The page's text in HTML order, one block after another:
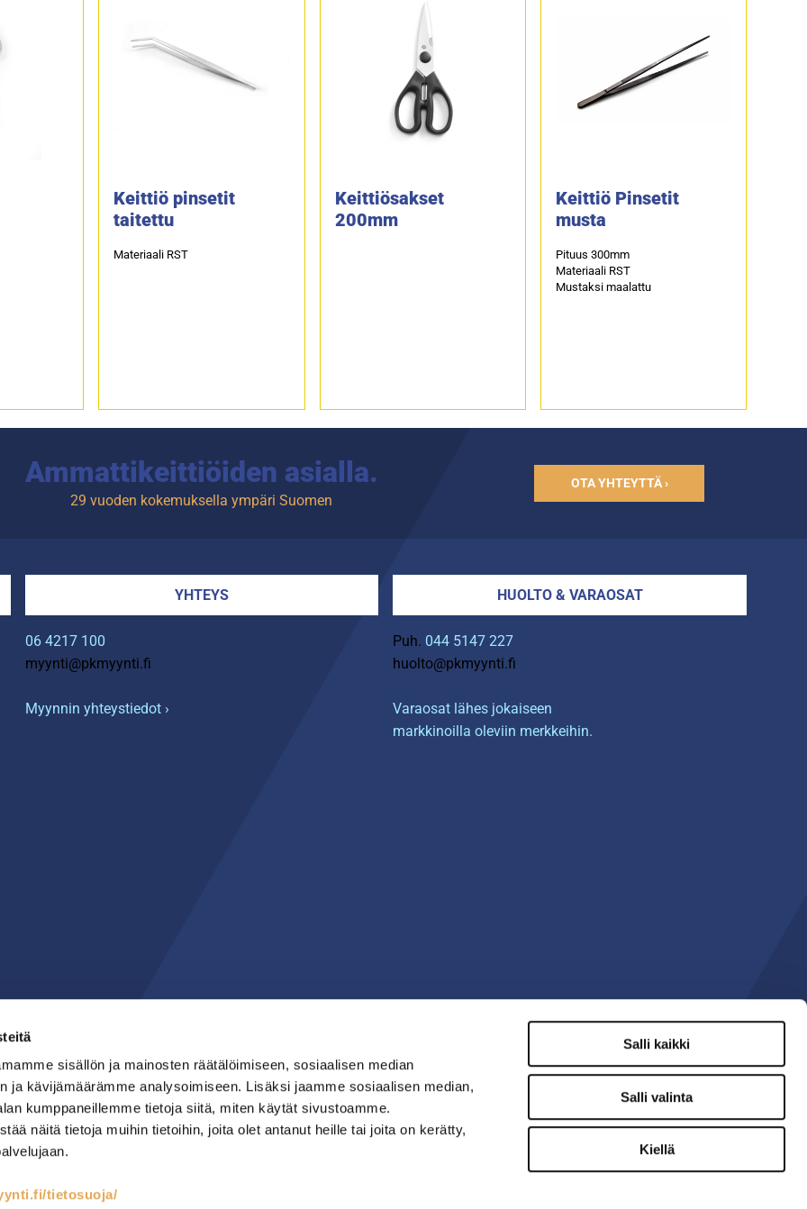
sisällön ja mainosten räätälöimiseen, sosiaalisen median
ja kävijämäärämme analysoimiseen. Lisäksi jaamme sosiaalisen median,
kumppaneillemme tietoja siitä, miten käytät sivustoamme.
näitä tietoja muihin tietoihin, joita olet antanut heille tai joita on kerätty,
tietosuoja/
Salli kaikki
Salli valinta
Kiellä
Keittiö pinsetit
taitettu
Materiaali RST
Keittiösakset
200mm
Keittiö Pinsetit
musta
Pituus 300mm
Materiaali RST
Mustaksi maalattu
Ammattikeittiöiden asialla.
29 vuoden kokemuksella ympäri Suomen
OTA YHTEYTTÄ ›
YHTEYS
06 4217 100
myynti@pkmyynti.fi
Myynnin yhteystiedot ›
HUOLTO & VARAOSAT
Puh. 044 5147 227
huolto@pkmyynti.fi
Varaosat lähes jokaiseen
markkinoilla oleviin merkkeihin.